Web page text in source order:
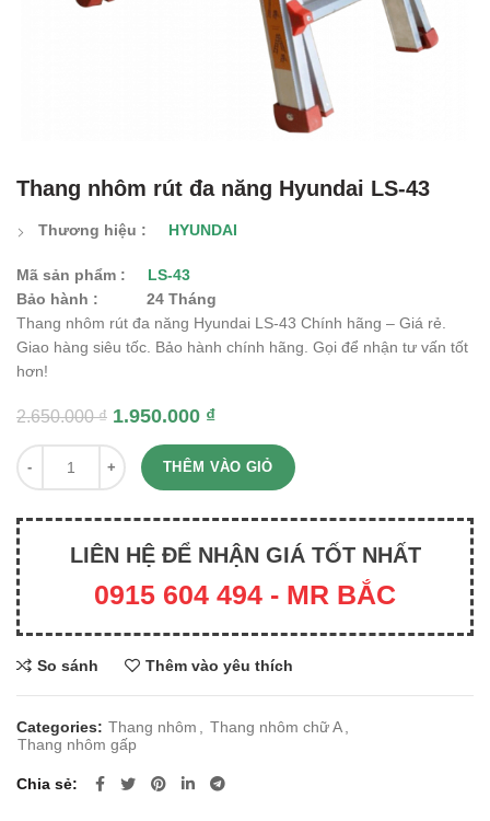
Thang nhôm rút đa năng Hyundai LS-43
Thương hiệu : HYUNDAI
Mã sản phẩm : LS-43
Bảo hành : 24 Tháng
Thang nhôm rút đa năng Hyundai LS-43 Chính hãng – Giá rẻ.
Giao hàng siêu tốc. Bảo hành chính hãng. Gọi để nhận tư vấn tốt
hơn!
2.650.000₫ 1.950.000 ₫
Quantity
THÊM VÀO GIỎ
LIÊN HỆ ĐỂ NHẬN GIÁ TỐT NHẤT
0915 604 494 - MR BẮC
So sánh Thêm vào yêu thích
Categories: Thang nhôm Thang nhôm chữ A
Thang nhôm gấp
Chia sẻ